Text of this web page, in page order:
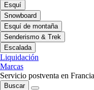
Esquí
Snowboard
Esquí de montaña
Senderismo & Trek
Escalada
Liquidación
Marcas
Servicio postventa en Francia
Buscar